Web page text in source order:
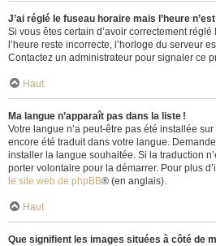
J’ai réglé le fuseau horaire mais l’heure
Si vous êtes certain d’avoir correctement
l’heure reste incorrecte, l’horloge du serveur
Contactez un administrateur pour signaler ce
Haut
Ma langue n’apparaît pas dans la liste !
Votre langue n’a peut-être pas été installée
encore été traduit dans votre langue.
installer la langue souhaitée. Si la traduction
porter volontaire pour la démarrer. Pour plus
le site web de phpBB® (en anglais).
Haut
Que signifient les images situées à côté de